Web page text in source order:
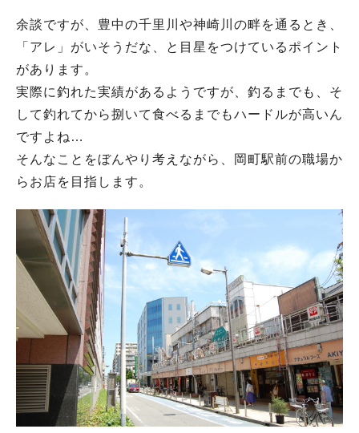
余談ですが、豊中の千里川や神崎川の畔を通るとき、
「アレ」がいそうだな、と目星をつけているポイント
があります。
実際に釣れた実績があるようですが、釣るまでも、そ
して釣れてから捌いて食べるまでもハードルが高いん
ですよね…
そんなことをぼんやり考えながら、岡町駅前の職場か
らお店を目指します。